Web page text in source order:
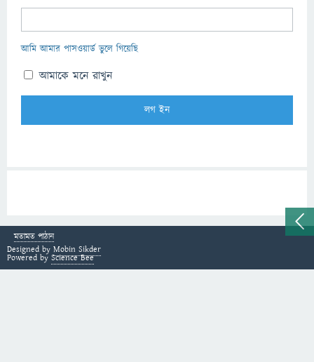
আমি আমার পাসওয়ার্ড ভুলে গিয়েছি
আমাকে মনে রাখুন
মতামত পাঠান
Designed by Mobin Sikder
Powered by Science Bee